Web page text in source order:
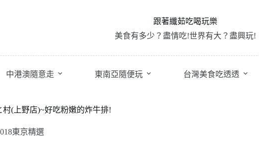
跟著纖茹吃喝玩樂
美食有多少？盡情吃!世界有大？盡興玩!
中港澳隨意走 東南亞隨便玩 台灣美食吃透透
村(上野店)~好吃粉嫩的炸牛排!
東京精選